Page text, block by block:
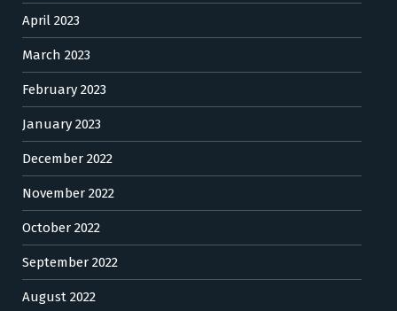
April 2023
March 2023
February 2023
January 2023
December 2022
November 2022
October 2022
September 2022
August 2022